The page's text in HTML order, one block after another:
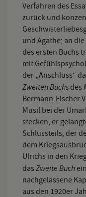
Verfahren des
zurück und
und Agathe; an
des ersten Buchs
mit
der „Anschluss“
Zweiten Buchs des
Bermann-Fischer
Musil bei der
stecken, er
Schlussteils, der
dem
Ulrichs in den
das Zweite Buch
nachgelassene
aus den 1920er